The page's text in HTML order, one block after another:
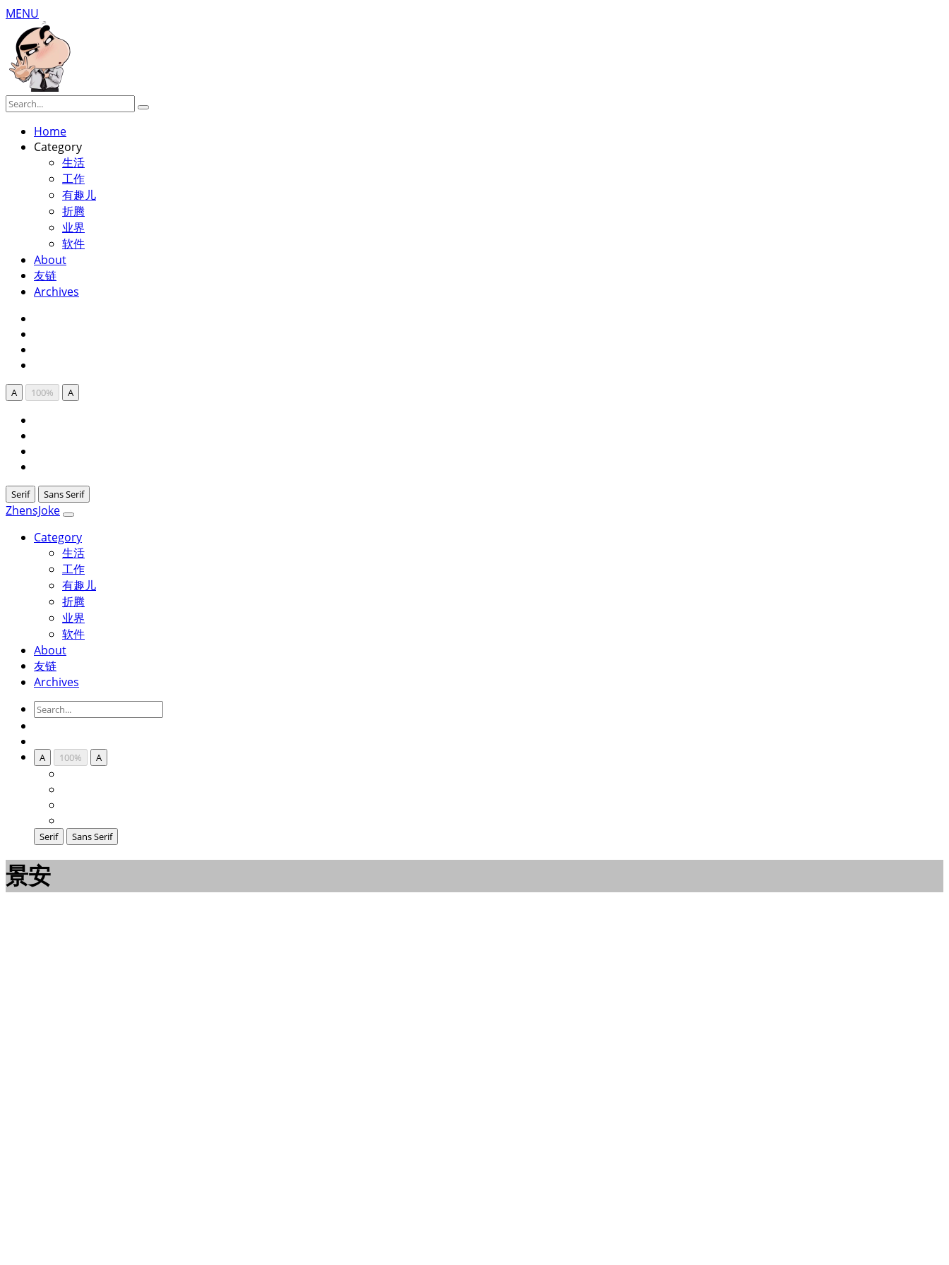
MENU
Home
Category
生活
工作
有趣儿
折腾
业界
软件
About
友链
Archives
A 100% A
Serif Sans Serif
ZhensJoke
Category
生活
工作
有趣儿
折腾
业界
软件
About
友链
Archives
A 100% A
Serif Sans Serif
景安